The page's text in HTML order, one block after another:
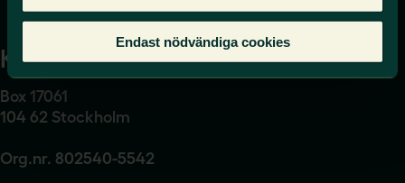
Endast nödvändiga cookies
Kansli
Box 17061
104 62 Stockholm
Org.nr. 802540-5542